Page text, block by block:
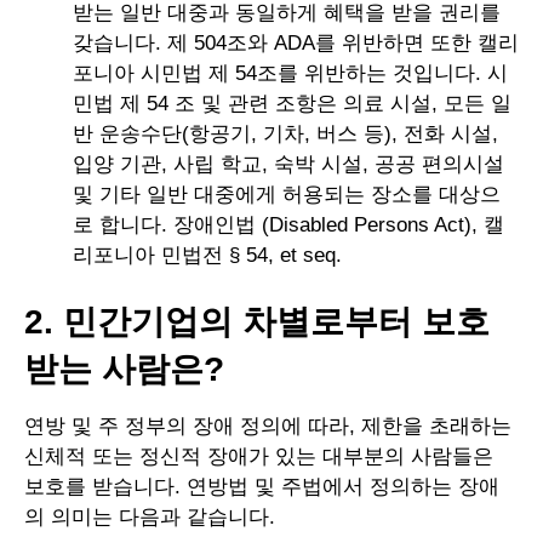
받는 일반 대중과 동일하게 혜택을 받을 권리를
갖습니다. 제 504조와 ADA를 위반하면 또한 캘리
포니아 시민법 제 54조를 위반하는 것입니다. 시
민법 제 54 조 및 관련 조항은 의료 시설, 모든 일
반 운송수단(항공기, 기차, 버스 등), 전화 시설,
입양 기관, 사립 학교, 숙박 시설, 공공 편의시설
및 기타 일반 대중에게 허용되는 장소를 대상으
로 합니다. 장애인법 (Disabled Persons Act), 캘
리포니아 민법전 § 54, et seq.
2. 민간기업의 차별로부터 보호
받는 사람은?
연방 및 주 정부의 장애 정의에 따라, 제한을 초래하는
신체적 또는 정신적 장애가 있는 대부분의 사람들은
보호를 받습니다. 연방법 및 주법에서 정의하는 장애
의 의미는 다음과 같습니다.